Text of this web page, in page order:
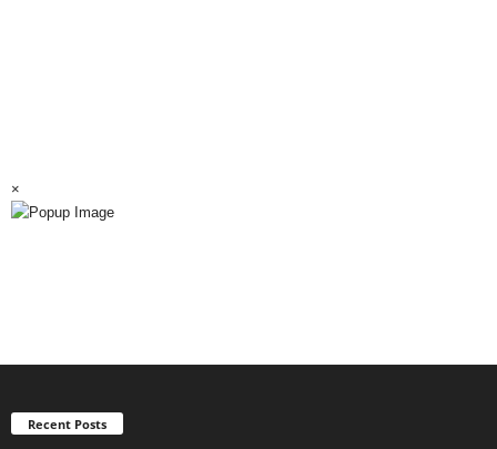
×
Recent Posts